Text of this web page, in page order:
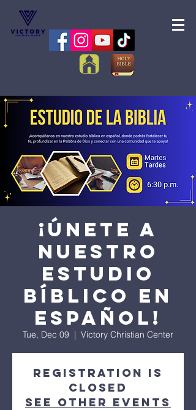
¡Únete a
nuestro
Estudio
Bíblico en
Español!
Tue, Dec 09
  |
Victory Christian Center
Registration is
closed
See other events